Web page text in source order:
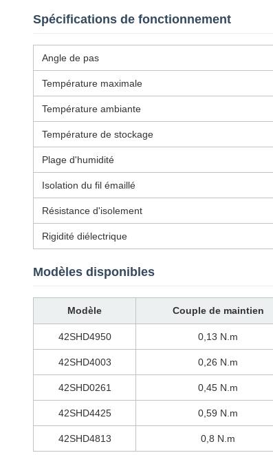
Spécifications de fonctionnement
Angle de pas
Température maximale
Température ambiante
Température de stockage
Plage d'humidité
Isolation du fil émaillé
Résistance d'isolement
Rigidité diélectrique
Modèles disponibles
Modèle Couple de maintien
42SHD4950 0,13 N.m
42SHD4003 0,26 N.m
42SHD0261 0,45 N.m
42SHD4425 0,59 N.m
42SHD4813 0,8 N.m